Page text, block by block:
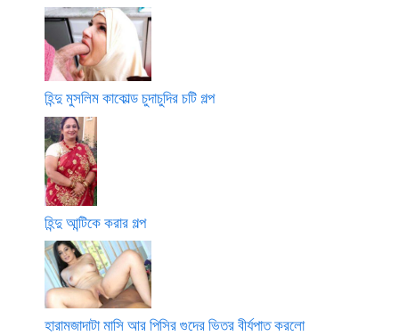
হিন্দু মুসলিম কাকোল্ড চুদাচুদির চটি গল্প
হিন্দু আন্টিকে করার গল্প
হারামজাদাটা মাসি আর পিসির গুদের ভিতর বীর্যপাত করলো